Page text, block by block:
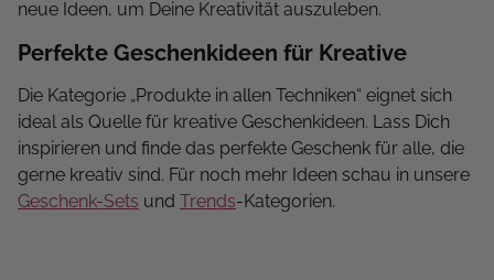
neue Ideen, um Deine Kreativität auszuleben.
Perfekte Geschenkideen für Kreative
Die Kategorie „Produkte in allen Techniken“ eignet sich
ideal als Quelle für kreative Geschenkideen. Lass Dich
inspirieren und finde das perfekte Geschenk für alle, die
gerne kreativ sind. Für noch mehr Ideen schau in unsere
Geschenk-Sets und Trends-Kategorien.